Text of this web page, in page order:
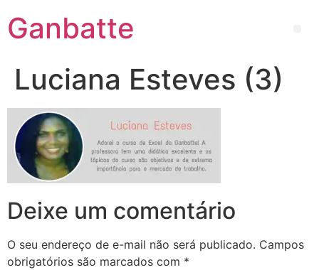
Ganbatte
Luciana Esteves (3)
Deixe um comentário
O seu endereço de e-mail não será publicado. Campos
obrigatórios são marcados com *